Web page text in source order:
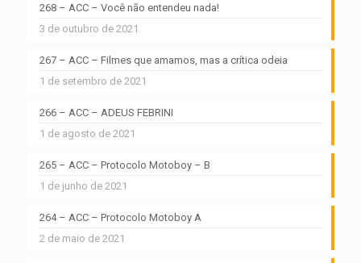
268 – ACC – Você não entendeu nada!
3 de outubro de 2021
267 – ACC – Filmes que amamos, mas a crítica odeia
1 de setembro de 2021
266 – ACC – ADEUS FEBRINI
1 de agosto de 2021
265 – ACC – Protocolo Motoboy – B
1 de junho de 2021
264 – ACC – Protocolo Motoboy A
2 de maio de 2021